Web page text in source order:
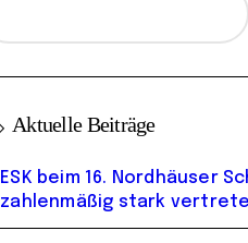
Aktuelle Beiträge
ESK beim 16. Nordhäuser
zahlenmäßig stark